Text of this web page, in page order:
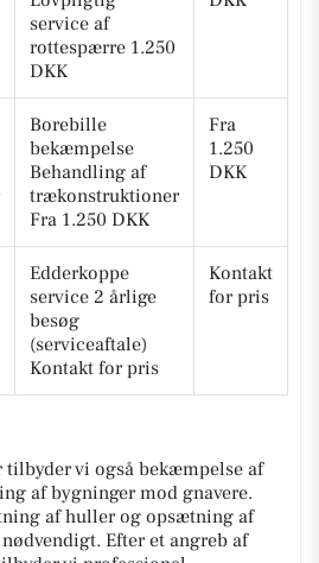
service af
rottespærre 1.250
DKK
Borebille
bekæmpelse
Behandling af
trækonstruktioner
Fra 1.250 DKK
Fra
1.250
DKK
Edderkoppe
service 2 årlige
besøg
(serviceaftale)
Kontakt for pris
Kontakt
for pris
vi også bekæmpelse af
af bygninger mod gnavere.
af huller og opsætning af
Efter et angreb af